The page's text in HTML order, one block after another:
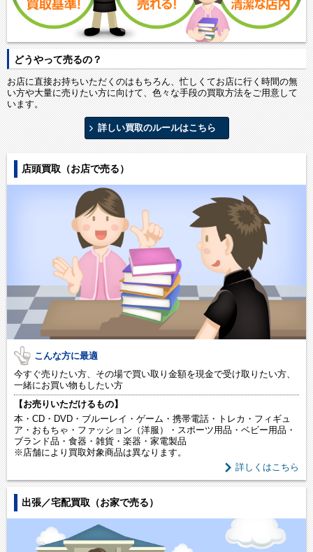
どうやって売るの？
お店に直接お持ちいただくのはもちろん、忙しくてお店に行く時間の無
い方や大量に売りたい方に向けて、色々な手段の買取方法をご用意して
います。
詳しい買取のルールはこちら
店頭買取（お店で売る）
こんな方に最適
今すぐ売りたい方、その場で買い取り金額を現金で受け取りたい方、
一緒にお買い物もしたい方
【お売りいただけるもの】
本・CD・DVD・ブルーレイ・ゲーム・携帯電話・トレカ・フィギュ
ア・おもちゃ・ファッション（洋服）・スポーツ用品・ベビー用品・
ブランド品・食器・雑貨・楽器・家電製品
※店舗により買取対象商品は異なります。
詳しくはこちら
出張／宅配買取（お家で売る）